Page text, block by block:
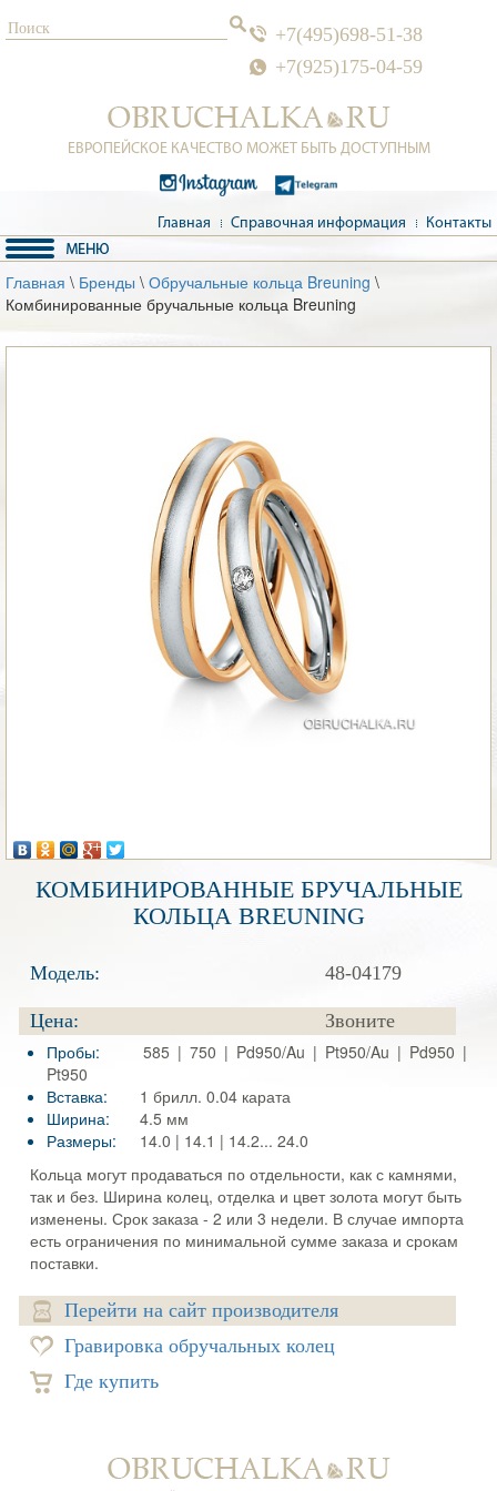
+7(495)698-51-38
+7(925)175-04-59
ЕВРОПЕЙСКОЕ КАЧЕСТВО МОЖЕТ БЫТЬ ДОСТУПНЫМ
Главная Справочная информация Контакты
Главная \ Бренды \ Обручальные кольца Breuning \
Комбинированные бручальные кольца Breuning
КОМБИНИРОВАННЫЕ БРУЧАЛЬНЫЕ
КОЛЬЦА BREUNING
Модель: 48-04179
Цена:
Звоните
Пробы:
585 | 750 | Pd950/Au | Pt950/Au | Pd950 |
Pt950
Вставка:
1 брилл. 0.04 карата
Ширина:
4.5 мм
Размеры:
14.0 | 14.1 | 14.2... 24.0
Кольца могут продаваться по отдельности, как с камнями,
так и без. Ширина колец, отделка и цвет золота могут быть
изменены. Срок заказа - 2 или 3 недели. В случае импорта
есть ограничения по минимальной сумме заказа и срокам
поставки.
Перейти на сайт производителя
Гравировка обручальных колец
Где купить